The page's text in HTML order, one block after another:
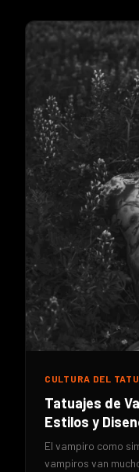
CULTURA DEL
Tatuajes de
Estilos y
El vampiro como
vampiros van